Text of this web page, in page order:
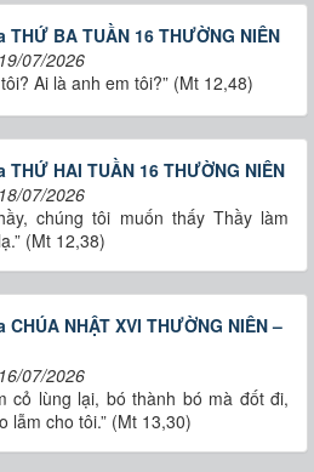
THỨ BA TUẦN 16 THƯỜNG NIÊN
07/2026
Ai là anh em tôi?” (Mt 12,48)
THỨ HAI TUẦN 16 THƯỜNG NIÊN
07/2026
chúng tôi muốn thấy Thầy làm
(Mt 12,38)
CHÚA NHẬT XVI THƯỜNG NIÊN –
07/2026
cỏ lùng lại, bó thành bó mà đốt đi,
lẫm cho tôi.” (Mt 13,30)